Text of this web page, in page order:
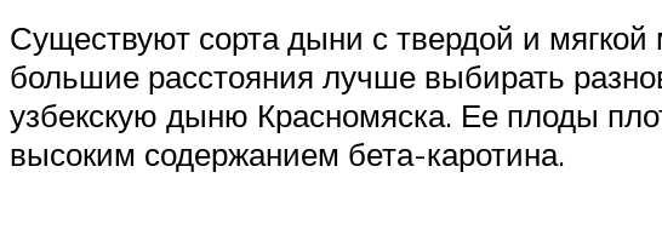
Существуют сорта дыни с твердой и
большие расстояния лучше выбирать
узбекскую дыню Красномяска. Ее плоды
высоким содержанием бета-каротина.